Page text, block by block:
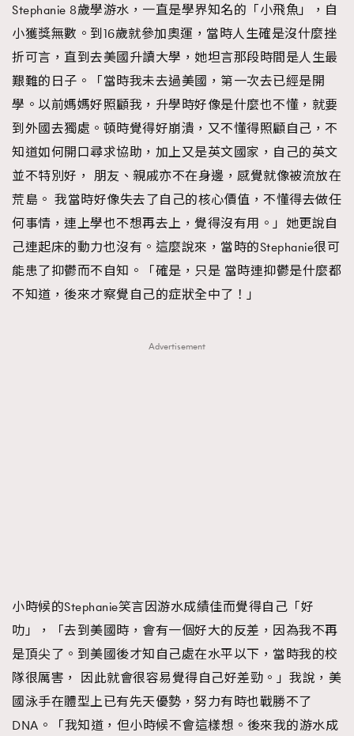
Stephanie 8歲學游水，一直是學界知名的「小飛魚」，自
小獲獎無數。到16歲就參加奧運，當時人生確是沒什麼挫
折可言，直到去美國升讀大學，她坦言那段時間是人生最
艱難的日子。「當時我未去過美國，第一次去已經是開
學。以前媽媽好照顧我，升學時好像是什麼也不懂，就要
到外國去獨處。頓時覺得好崩潰，又不懂得照顧自己，不
知道如何開口尋求協助，加上又是英文國家，自己的英文
並不特別好， 朋友、親戚亦不在身邊，感覺就像被流放在
荒島。 我當時好像失去了自己的核心價值，不懂得去做任
何事情，連上學也不想再去上，覺得沒有用。」她更說自
己連起床的動力也沒有。這麼說來，當時的Stephanie很可
能患了抑鬱而不自知。「確是，只是 當時連抑鬱是什麼都
不知道，後來才察覺自己的症狀全中了！」
Advertisement
小時候的Stephanie笑言因游水成績佳而覺得自己「好
叻」，「去到美國時，會有一個好大的反差，因為我不再
是頂尖了。到美國後才知自己處在水平以下，當時我的校
隊很厲害， 因此就會很容易覺得自己好差勁。」我說，美
國泳手在體型上已有先天優勢，努力有時也戰勝不了
DNA。「我知道，但小時候不會這樣想。後來我的游水成